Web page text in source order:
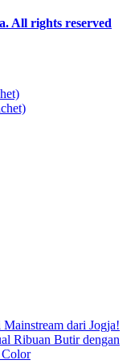
All rights reserved
dari Jogja!
Ribuan Butir dengan
Color